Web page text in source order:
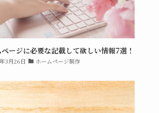
ージに必要な記載して欲しい情報7選！
3月26日 ホームページ制作